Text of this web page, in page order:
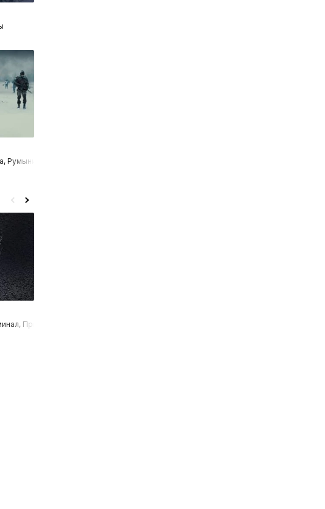
Румыния – Драмы, Военные
Приключения, Процедуралы